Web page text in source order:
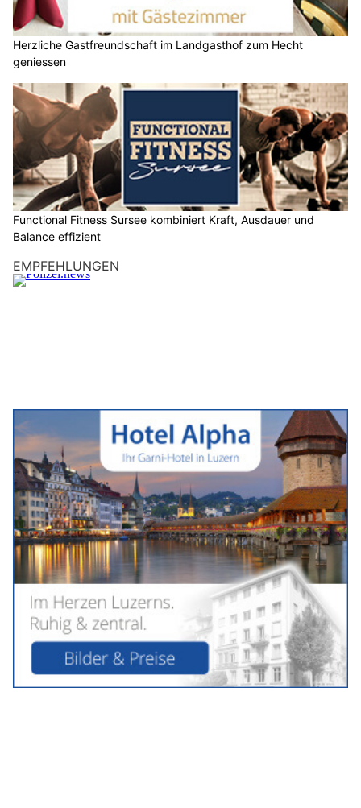
Die Luzerner Polizei stellte in den jüngsten Tagen vermehrt
Händler fest, die direkt an der Haustüre agieren.
Weiterlesen
Effiziente Sanierungen und Rückbauten durch Weiss Immobilien & Dienstleistungen
GmbH
MRS Elektro GmbH: Elektrotechnik für Neubau, Umbau und Renovation
Alles aus einer Hand – Mara Services entrümpelt, reinigt und organisiert
Winklinger Verputz GmbH: Nachhaltige Verputzarbeiten für Ihr Bauvorhaben
Dabei wurde ein Mann erheblich verletzt. Ein Tatverdächtiger
konnte festgenommen werden. Die Luzerner Polizei sucht
Zeugen.
Weiterlesen
KEG GmbH: Moderne Heizsysteme mit Wärmepumpe und Solarstrom
Geben Sie Einbrechern keine Chance – mit dem Einbruch-Frühwarnsystem „FR.ED“
von Suritec
PVT-Schweiz GmbH bietet massgeschneiderte Photovoltaiklösungen für jedes Dach